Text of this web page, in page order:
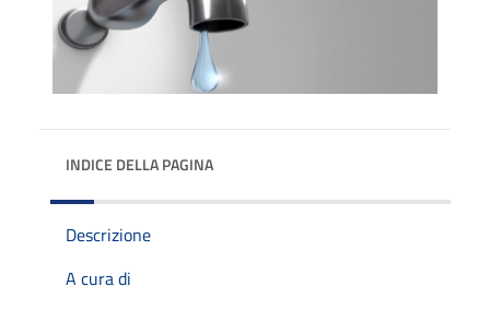
INDICE DELLA PAGINA
Descrizione
A cura di